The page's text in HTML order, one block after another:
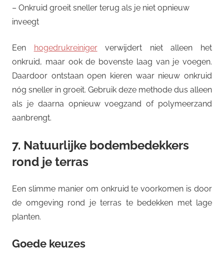
– Onkruid groeit sneller terug als je niet opnieuw
inveegt
Een hogedrukreinigerverwijdert niet alleen het
onkruid, maar ook de bovenste laag van je voegen.
Daardoor ontstaan open kieren waar nieuw onkruid
nóg sneller in groeit. Gebruik deze methode dus alleen
als je daarna opnieuw voegzand of polymeerzand
aanbrengt.
7. Natuurlijke bodembedekkers
rond je terras
Een slimme manier om onkruid te voorkomen is door
de omgeving rond je terras te bedekken met lage
planten.
Goede keuzes